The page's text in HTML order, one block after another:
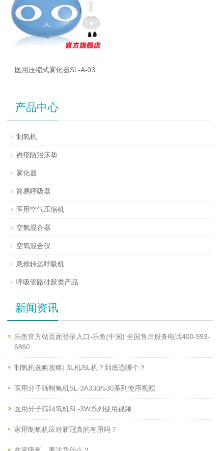
医用压缩式雾化器SL-A-03
产品中心
制氧机
褥疮防治床垫
雾化器
简易呼吸器
医用空气压缩机
空氧混合器
空氧混合仪
急救转运呼吸机
呼吸管路硅胶类产品
新闻资讯
乐鱼官方站页面登录入口-乐鱼(中国) 全国售后服务电话400-993-
6860
制氧机选购攻略| 3L机/5L机？到底选哪个？
医用分子筛制氧机SL-3A330/530系列使用视频
医用分子筛制氧机SL-3W系列使用视频
家用制氧机应对新冠真的有用吗？